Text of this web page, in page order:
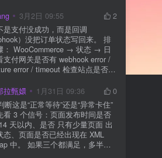
缓存，去前台检查首页、文章
钮、表单这些关键位置。 最好再
持版本回滚的插件，万一崩了，
总结来说：先备份、分
更完查、留退路，稳得很✅😎希望
你
3月2日 09:55
2
是支付没成功，而是回调
）没把订单状态写回来。 排
态 → 日
支付网关是否有 webhook error /
/ timeout 检查站点是否被
缓存结账页/接
”（结账页和回调接口不应缓存）
器错误日志是否有 500/致命错误
中断 解决方案： 放行 wp-
api、支付网关回调 URL（按网
结账页的缓存与 JS
一次 若使用 Cloudflare：
拉甄嬛 1月31日 09:36
0
断这是“正常等待”还是“异常卡住”
看 3 个信号：页面发布时间是否
天以内、是否 只有少量页面 出
态、页面是否已经出现在 XML
中。 如果三个都满足，多半属